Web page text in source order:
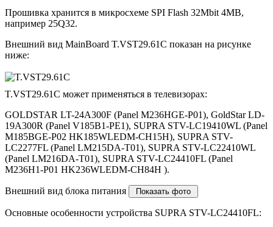
Прошивка хранится в микросхеме SPI Flash 32Mbit 4MB,
например 25Q32.
Внешний вид MainBoard T.VST29.61C показан на рисунке
ниже:
T.VST29.61C может применяться в телевизорах:
GOLDSTAR LT-24A300F (Panel M236HGE-P01), GoldStar LD-
19A300R (Panel V185B1-PE1), SUPRA STV-LC19410WL (Panel
M185BGE-P02 HK185WLEDM-CH15H), SUPRA STV-
LC2277FL (Panel LM215DA-T01), SUPRA STV-LC22410WL
(Panel LM216DA-T01), SUPRA STV-LC24410FL (Panel
M236H1-P01 HK236WLEDM-CH84H ).
Внешний вид блока питания
Основные особенности устройства SUPRA STV-LC24410FL: